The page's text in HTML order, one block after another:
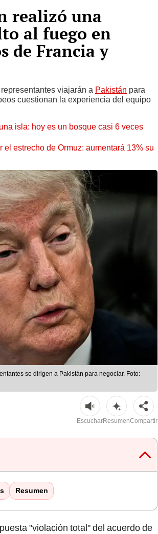
realizó una
al fuego en
de Francia y
viajarán a Pakistán para
cuestionan la experiencia del equipo
isla: hoy es un bosque casi 6 veces
estrecho de Ormuz: aumentará 13% su
se dirigen a Pakistán para negociar. Foto:
EscucharResumenCompartir
Resumen
"violación total" del acuerdo de